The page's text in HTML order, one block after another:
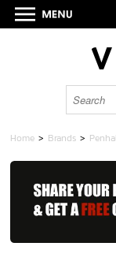
Home > Brands >